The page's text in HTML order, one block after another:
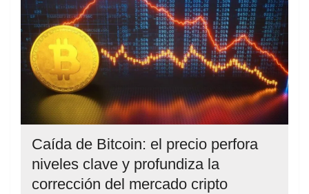
Caída de Bitcoin: el precio perfora
niveles clave y profundiza la
corrección del mercado cripto